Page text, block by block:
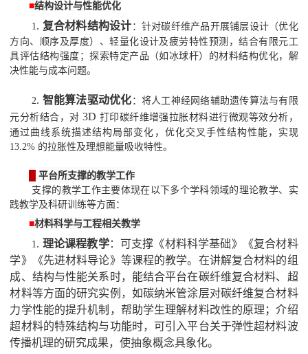
■结构设计与性能优化
1. 复合材料结构设计 ：针对碳纤维产品开展铺层设计（优化
方向、顺序及厚度）、轻量化设计及疲劳特性预测，结合有限元工
具评估结构强度；探索特定产品（如冰球杆）的材料结构优化，解
决性能与成本问题。
2. 智能算法驱动优化 ：将人工神经网络辅助遗传算法与有限
元分析结合，对 3D 打印碳纤维增强拉胀材料进行微观等效分析，
通过曲线系统描述结构局部变化，优化交叉手性结构性能，实现
13.2% 的拉胀性及理想能量吸收特性。
平台所支撑的教学工作
支撑的教学工作主要体现在以下多个学科领域的理论教学、实
践教学及科研训练等方面：
■材料科学与工程相关教学
1. 理论课程教学：可支撑《材料科学基础》《复合材料
学》《先进材料导论》等课程的教学。在讲解复合材料的组
成、结构与性能关系时，能结合平台在碳纤维复合材料、超
材料等方面的研究实例，如碳纳米管涂层对碳纤维复合材料
力学性能的提升机制，帮助学生理解材料改性的原理；介绍
超材料的特殊结构与功能时，可引入平台关于弹性超材料波
传播机理的研究成果，使抽象概念具象化。